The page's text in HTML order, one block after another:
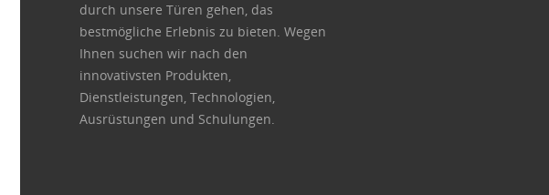
durch unsere Türen gehen, das
bestmögliche Erlebnis zu bieten. Wegen
Ihnen suchen wir nach den
innovativsten Produkten,
Dienstleistungen, Technologien,
Ausrüstungen und Schulungen.